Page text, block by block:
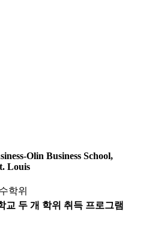
Olin Business School,
Louis
학위
교 두 개 학위 취득 프로그램